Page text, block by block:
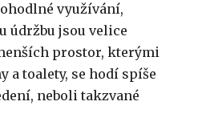
využívání,
údržbu jsou velice
prostor, kterými
a toalety, se hodí spíše
neboli takzvané